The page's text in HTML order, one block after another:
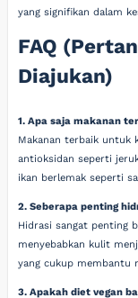
yang signifikan dalam
FAQ
Diajukan)
1. Apa saja makanan
Makanan terbaik untuk
antioksidan seperti
ikan berlemak seperti
2. Seberapa penting
Hidrasi sangat penting
menyebabkan kulit
yang cukup membantu
3. Apakah diet vegan